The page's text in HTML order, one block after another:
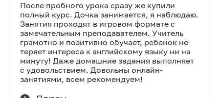
После пробного урока сразу же купили
полный курс. Дочка занимается, я наблюдаю.
Занятия проходят в игровом формате с
замечательным преподавателем. Учитель
грамотно и позитивно обучает, ребенок не
теряет интереса к английскому языку ни на
минуту! Даже домашние задания выполняет
с удовольствием. Довольны онлайн-
занятиями, всем рекомендуем!